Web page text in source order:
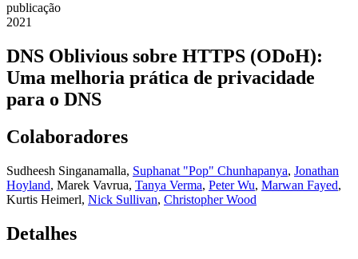
publicação
2021
DNS Oblivious sobre HTTPS (ODoH):
Uma melhoria prática de privacidade
para o DNS
Colaboradores
Sudheesh Singanamalla, Suphanat "Pop" Chunhapanya, Jonathan
Hoyland, Marek Vavrua, Tanya Verma, Peter Wu, Marwan Fayed,
Kurtis Heimerl, Nick Sullivan, Christopher Wood
Detalhes